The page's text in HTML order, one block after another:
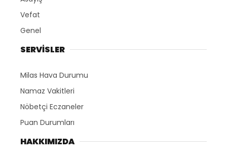
Vefat
Genel
SERVİSLER
Milas Hava Durumu
Namaz Vakitleri
Nöbetçi Eczaneler
Puan Durumları
HAKKIMIZDA